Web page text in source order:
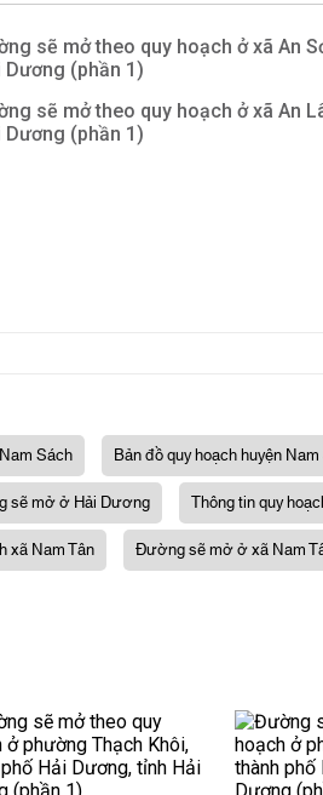
sẽ mở theo quy hoạch ở xã An
Dương (phần 1)
sẽ mở theo quy hoạch ở xã An
Dương (phần 1)
Sách
Bản đồ quy hoạch huyện
sẽ mở ở Hải Dương
Thông tin quy
xã Nam Tân
Đường sẽ mở ở xã Nam